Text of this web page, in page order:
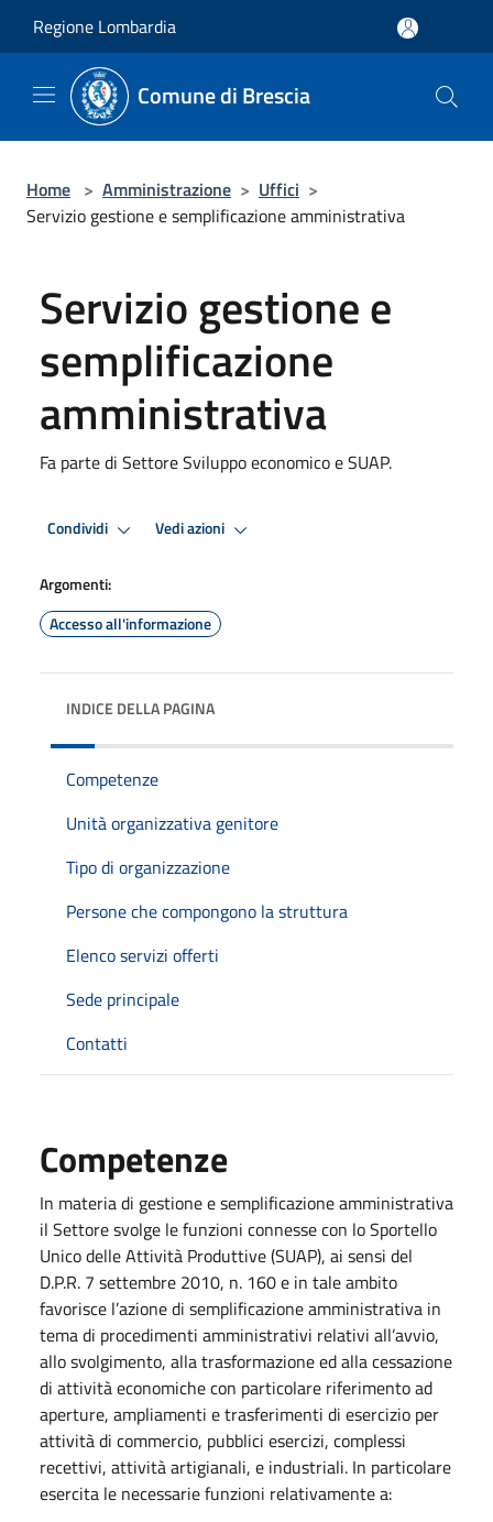
Regione Lombardia
Comune di Brescia
Home > Amministrazione > Uffici >
Servizio gestione e semplificazione amministrativa
Servizio gestione e
semplificazione
amministrativa
Fa parte di Settore Sviluppo economico e SUAP.
Condividi Vedi azioni
Argomenti:
Accesso all'informazione
INDICE DELLA PAGINA
Competenze
Unità organizzativa genitore
Tipo di organizzazione
Persone che compongono la struttura
Elenco servizi offerti
Sede principale
Contatti
Competenze
In materia di gestione e semplificazione amministrativa
il Settore svolge le funzioni connesse con lo Sportello
Unico delle Attività Produttive (SUAP), ai sensi del
D.P.R. 7 settembre 2010, n. 160 e in tale ambito
favorisce l’azione di semplificazione amministrativa in
tema di procedimenti amministrativi relativi all’avvio,
allo svolgimento, alla trasformazione ed alla cessazione
di attività economiche con particolare riferimento ad
aperture, ampliamenti e trasferimenti di esercizio per
attività di commercio, pubblici esercizi, complessi
recettivi, attività artigianali, e industriali. In particolare
esercita le necessarie funzioni relativamente a: